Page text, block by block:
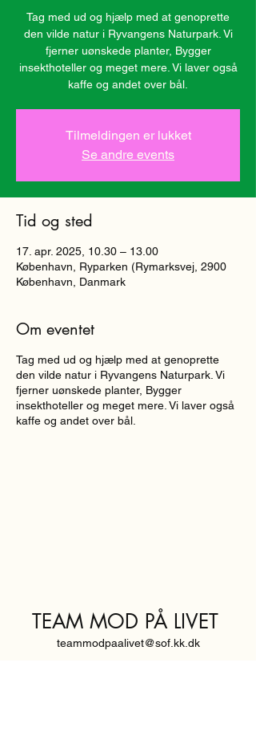
Tag med ud og hjælp med at genoprette
den vilde natur i Ryvangens Naturpark. Vi
fjerner uønskede planter, Bygger
insekthoteller og meget mere. Vi laver også
kaffe og andet over bål.
Tilmeldingen er lukket
Se andre events
Tid og sted
17. apr. 2025, 10.30 – 13.00
København, Ryparken (Rymarksvej, 2900
København, Danmark
Om eventet
Tag med ud og hjælp med at genoprette
den vilde natur i Ryvangens Naturpark. Vi
fjerner uønskede planter, Bygger
insekthoteller og meget mere. Vi laver også
kaffe og andet over bål.
TEAM MOD PÅ LIVET
teammodpaalivet@sof.kk.dk